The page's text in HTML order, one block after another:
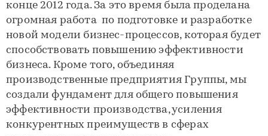
конце 2012 года. За это время была проделана
огромная работа по подготовке и разработке
новой модели бизнес-процессов, которая будет
способствовать повышению эффективности
бизнеса. Кроме того, объединяя
производственные предприятия Группы, мы
создали фундамент для общего повышения
эффективности производства, усиления
конкурентных преимуществ в сферах